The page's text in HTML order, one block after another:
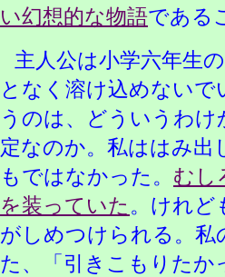
い幻想的な物語である
主人公は小学六年生
となく溶け込めないで
うのは、どういうわ
定なのか。私ははみ出
もではなかった。 むし
を装っていた 。けれど
がしめつけられる。
た、「引きこもりたか